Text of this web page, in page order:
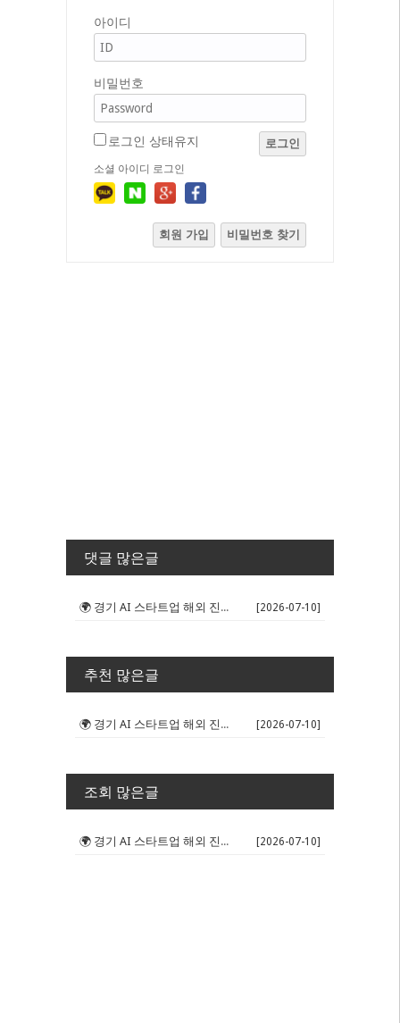
아이디
비밀번호
로그인 상태유지 로그인
소셜 아이디 로그인
회원 가입 비밀번호 찾기
댓글 많은글
🌍 경기 AI 스타트업 해외 진출 판... [2026-07-10]
추천 많은글
🌍 경기 AI 스타트업 해외 진출 판... [2026-07-10]
조회 많은글
🌍 경기 AI 스타트업 해외 진출 판... [2026-07-10]